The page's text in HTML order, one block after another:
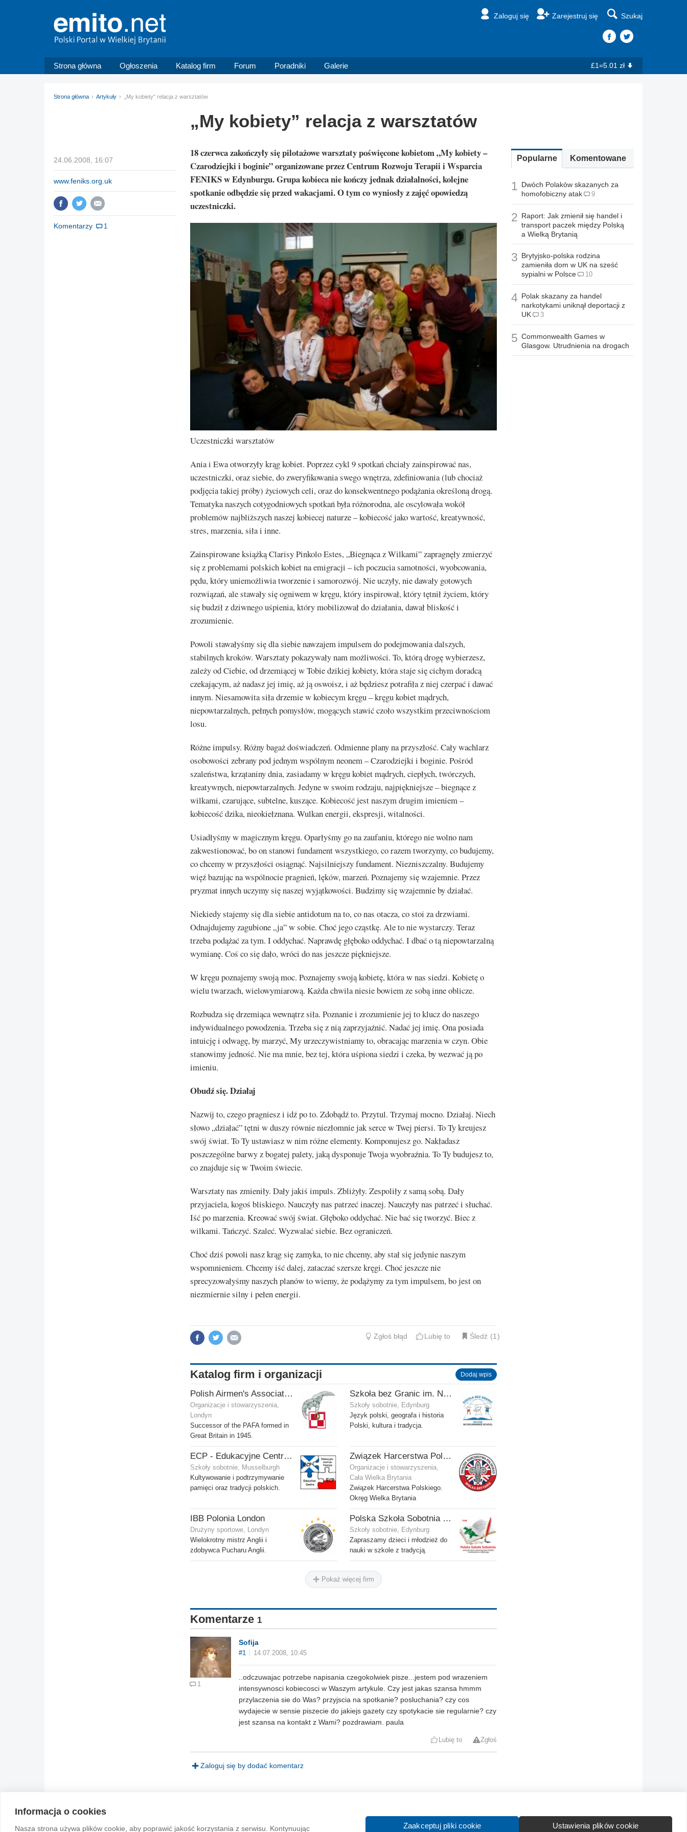
Informacja o cookies
Nasza strona używa plików cookie, aby poprawić jakość korzystania z serwisu. Kontynuując Zaakceptuj pliki cookie Ustawienia plików cookie
Zaloguj się Zarejestruj się Szukaj
Strona główna Ogłoszenia Katalog firm Forum Poradniki Galerie £1=5.01 zł
Strona główna Artykuły „My kobiety” relacja z warsztatów
„My kobiety” relacja z warsztatów
24.06.2008, 16:07
www.feniks.org.uk
Komentarzy 1
18 czerwca zakończyły się pilotażowe warsztaty poświęcone kobietom „My kobiety –
Czarodziejki i boginie” organizowane przez Centrum Rozwoju Terapii i Wsparcia
FENIKS w Edynburgu. Grupa kobieca nie kończy jednak działalności, kolejne
spotkanie odbędzie się przed wakacjami. O tym co wyniosły z zajęć opowiedzą
uczestniczki.
Uczestniczki warsztatów
Ania i Ewa otworzyły krąg kobiet. Poprzez cykl 9 spotkań chciały zainspirować nas,
uczestniczki, oraz siebie, do zweryfikowania swego wnętrza, zdefiniowania (lub chociaż
podjęcia takiej próby) życiowych celi, oraz do konsekwentnego podążania określoną drogą.
Tematyka naszych cotygodniowych spotkań była różnorodna, ale oscylowała wokół
problemów najbliższych naszej kobiecej naturze – kobiecość jako wartość, kreatywność,
stres, marzenia, siła i inne.
Zainspirowane książką Clarisy Pinkolo Estes, „Biegnąca z Wilkami” zapragnęły zmierzyć
się z problemami polskich kobiet na emigracji – ich poczucia samotności, wyobcowania,
pędu, który uniemożliwia tworzenie i samorozwój. Nie uczyły, nie dawały gotowych
rozwiązań, ale stawały się ogniwem w kręgu, który inspirował, który tętnił życiem, który
się budził z dziwnego uśpienia, który mobilizował do działania, dawał bliskość i
zrozumienie.
Powoli stawałyśmy się dla siebie nawzajem impulsem do podejmowania dalszych,
stabilnych kroków. Warsztaty pokazywały nam możliwości. To, którą drogę wybierzesz,
zależy od Ciebie, od drzemiącej w Tobie dzikiej kobiety, która staje się cichym doradcą
czekającym, aż nadasz jej imię, aż ją oswoisz, i aż będziesz potrafiła z niej czerpać i dawać
innym. Niesamowita siła drzemie w kobiecym kręgu – kręgu kobiet mądrych,
niepowtarzalnych, pełnych pomysłów, mogących stawić czoło wszystkim przeciwnościom
losu.
Różne impulsy. Różny bagaż doświadczeń. Odmienne plany na przyszłość. Cały wachlarz
osobowości zebrany pod jednym wspólnym neonem – Czarodziejki i boginie. Pośród
szaleństwa, krzątaniny dnia, zasiadamy w kręgu kobiet mądrych, ciepłych, twórczych,
kreatywnych, niepowtarzalnych. Jedyne w swoim rodzaju, najpiękniejsze – biegnące z
wilkami, czarujące, subtelne, kuszące. Kobiecość jest naszym drugim imieniem –
kobiecość dzika, nieokiełznana. Wulkan energii, ekspresji, witalności.
Usiadłyśmy w magicznym kręgu. Oparłyśmy go na zaufaniu, którego nie wolno nam
zakwestionować, bo on stanowi fundament wszystkiego, co razem tworzymy, co budujemy,
co chcemy w przyszłości osiągnąć. Najsilniejszy fundament. Niezniszczalny. Budujemy
więź bazując na wspólnocie pragnień, lęków, marzeń. Poznajemy się wzajemnie. Przez
pryzmat innych uczymy się naszej wyjątkowości. Budzimy się wzajemnie by działać.
Niekiedy stajemy się dla siebie antidotum na to, co nas otacza, co stoi za drzwiami.
Odnajdujemy zagubione „ja” w sobie. Choć jego cząstkę. Ale to nie wystarczy. Teraz
trzeba podążać za tym. I oddychać. Naprawdę głęboko oddychać. I dbać o tą niepowtarzalną
wymianę. Coś co się dało, wróci do nas jeszcze piękniejsze.
W kręgu poznajemy swoją moc. Poznajemy swoją kobietę, która w nas siedzi. Kobietę o
wielu twarzach, wielowymiarową. Każda chwila niesie bowiem ze sobą inne oblicze.
Rozbudza się drzemiąca wewnątrz siła. Poznanie i zrozumienie jej to klucz do naszego
indywidualnego powodzenia. Trzeba się z nią zaprzyjaźnić. Nadać jej imię. Ona posiada
intuicję i odwagę, by marzyć, My urzeczywistniamy to, obracając marzenia w czyn. Obie
stanowimy jedność. Nie ma mnie, bez tej, która uśpiona siedzi i czeka, by wezwać ją po
imieniu.
Obudź się. Działaj
Nazwij to, czego pragniesz i idź po to. Zdobądź to. Przytul. Trzymaj mocno. Działaj. Niech
słowo „działać” tętni w duszy równie niezłomnie jak serce w Twej piersi. To Ty kreujesz
swój świat. To Ty ustawiasz w nim różne elementy. Komponujesz go. Nakładasz
poszczególne barwy z bogatej palety, jaką dysponuje Twoja wyobraźnia. To Ty budujesz to,
co znajduje się w Twoim świecie.
Warsztaty nas zmieniły. Dały jakiś impuls. Zbliżyły. Zespoliły z samą sobą. Dały
przyjaciela, kogoś bliskiego. Nauczyły nas patrzeć inaczej. Nauczyły nas patrzeć i słuchać.
Iść po marzenia. Kreować swój świat. Głęboko oddychać. Nie bać się tworzyć. Biec z
wilkami. Tańczyć. Szaleć. Wyzwalać siebie. Bez ograniczeń.
Choć dziś powoli nasz krąg się zamyka, to nie chcemy, aby stał się jedynie naszym
wspomnieniem. Chcemy iść dalej, zataczać szersze kręgi. Choć jeszcze nie
sprecyzowałyśmy naszych planów to wiemy, że podążymy za tym impulsem, bo jest on
niezmiernie silny i pełen energii.
Popularne Komentowane
1 Dwóch Polaków skazanych za
homofobiczny atak
9
2 Raport: Jak zmienił się handel i
transport paczek między Polską
a Wielką Brytanią
3 Brytyjsko-polska rodzina
zamieniła dom w UK na sześć
sypialni w Polsce
10
4 Polak skazany za handel
narkotykami uniknął deportacji z
UK
3
5 Commonwealth Games w
Glasgow. Utrudnienia na drogach
Zgłoś błąd Lubię to Śledź 1
Katalog firm i organizacji Dodaj wpis
Polish Airmen's Association UK - Związek Lotników Polskich WB
Organizacje i stowarzyszenia,
Londyn
Successor of the PAFA formed in
Great Britain in 1945.
Szkoła bez Granic im. Niedźwiedzia Wojtka
Szkoły sobotnie, Edynburg
Język polski, geografa i historia
Polski, kultura i tradycja.
ECP - Edukacyjne Centrum Polonijne SCIO - Musselburgh
Szkoły sobotnie, Musselburgh
Kultywowanie i podtrzymywanie
pamięci oraz tradycji polskich.
Związek Harcerstwa Polskiego w Wielkiej Brytanii
Organizacje i stowarzyszenia,
Cała Wielka Brytania
Związek Harcerstwa Polskiego.
Okręg Wielka Brytania
IBB Polonia London
Drużyny sportowe, Londyn
Wielokrotny mistrz Anglii i
zdobywca Pucharu Anglii.
Polska Szkoła Sobotnia pod patronatem SPK w Edynburgu - Filia Stenhouse
Szkoły sobotnie, Edynburg
Zapraszamy dzieci i młodzież do
nauki w szkole z tradycją.
Pokaż więcej firm
Komentarze 1
1
Sofija
#1 14.07.2008, 10:45
..odczuwajac potrzebe napisania czegokolwiek pisze...jestem pod wrazeniem
intensywnosci kobiecosci w Waszym artykule. Czy jest jakas szansa hmmm
przylaczenia sie do Was? przyjscia na spotkanie? posluchania? czy cos
wydajecie w sensie piszecie do jakiejs gazety czy spotykacie sie regularnie? czy
jest szansa na kontakt z Wami? pozdrawiam. paula
Lubię to Zgłoś
Zaloguj się by dodać komentarz
Information in English: About Advertise Contact
© 2004-2026 Emito.net